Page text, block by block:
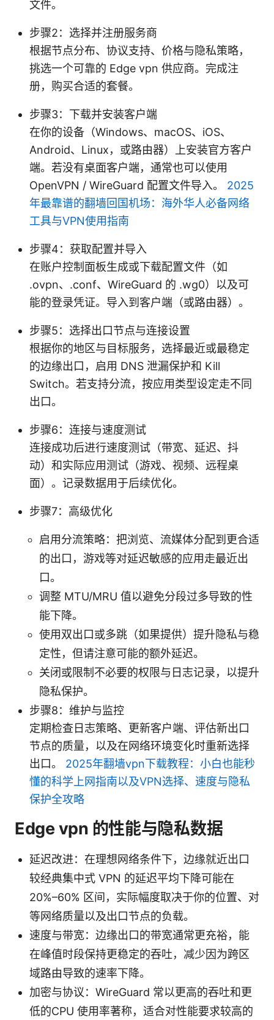
文件。
步骤2：选择并注册服务商
根据节点分布、协议支持、价格与隐私策略，
挑选一个可靠的 Edge vpn 供应商。完成注
册，购买合适的套餐。
步骤3：下载并安装客户端
在你的设备（Windows、macOS、iOS、
Android、Linux，或路由器）上安装官方客户
端。若没有桌面客户端，通常也可以使用
OpenVPN / WireGuard 配置文件导入。 2025
年最靠谱的翻墙回国机场：海外华人必备网络
工具与VPN使用指南
步骤4：获取配置并导入
在账户控制面板生成或下载配置文件（如
.ovpn、.conf、WireGuard 的 .wg0）以及可
能的登录凭证。导入到客户端（或路由器）。
步骤5：选择出口节点与连接设置
根据你的地区与目标服务，选择最近或最稳定
的边缘出口，启用 DNS 泄漏保护和 Kill
Switch。若支持分流，按应用类型设定走不同
出口。
步骤6：连接与速度测试
连接成功后进行速度测试（带宽、延迟、抖
动）和实际应用测试（游戏、视频、远程桌
面）。记录数据用于后续优化。
步骤7：高级优化
启用分流策略：把浏览、流媒体分配到更合适
的出口，游戏等对延迟敏感的应用走最近出
口。
调整 MTU/MRU 值以避免分段过多导致的性
能下降。
使用双出口或多跳（如果提供）提升隐私与稳
定性，但请注意可能的额外延迟。
关闭或限制不必要的权限与日志记录，以提升
隐私保护。
步骤8：维护与监控
定期检查日志策略、更新客户端、评估新出口
节点的质量，以及在网络环境变化时重新选择
出口。 2025年翻墙vpn下载教程：小白也能秒
懂的科学上网指南以及VPN选择、速度与隐私
保护全攻略
Edge vpn 的性能与隐私数据
延迟改进：在理想网络条件下，边缘就近出口
较经典集中式 VPN 的延迟平均下降可能在
20%–60% 区间，实际幅度取决于你的位置、对
等网络质量以及出口节点的负载。
速度与带宽：边缘出口的带宽通常更充裕，能
在峰值时段保持更稳定的吞吐，减少因为跨区
域路由导致的速率下降。
加密与协议：WireGuard 常以更高的吞吐和更
低的CPU 使用率著称，适合对性能要求较高的